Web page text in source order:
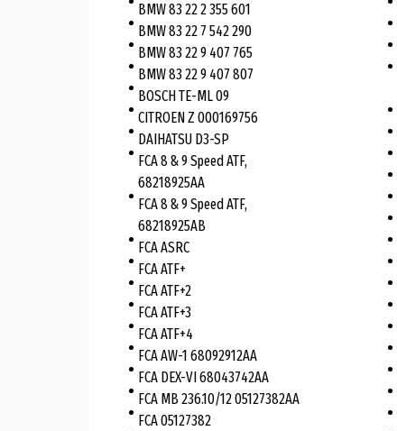
BMW 83 22 2 355 601
BMW 83 22 7 542 290
BMW 83 22 9 407 765
BMW 83 22 9 407 807
BOSCH TE-ML 09
CITROEN Z 000169756
DAIHATSU D3-SP
FCA 8 & 9 Speed ATF,
68218925AA
FCA 8 & 9 Speed ATF,
68218925AB
FCA ASRC
FCA ATF+
FCA ATF+2
FCA ATF+3
FCA ATF+4
FCA AW-1 68092912AA
FCA DEX-VI 68043742AA
FCA MB 236.10/12 05127382AA
FCA 05127382